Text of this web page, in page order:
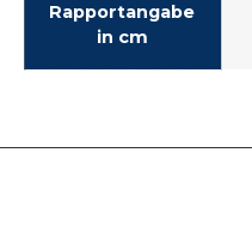
Rapportangabe
in cm